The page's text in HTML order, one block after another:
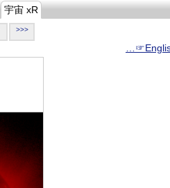
宇宙 xR
>>>